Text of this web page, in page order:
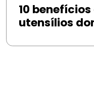
10
utensílios